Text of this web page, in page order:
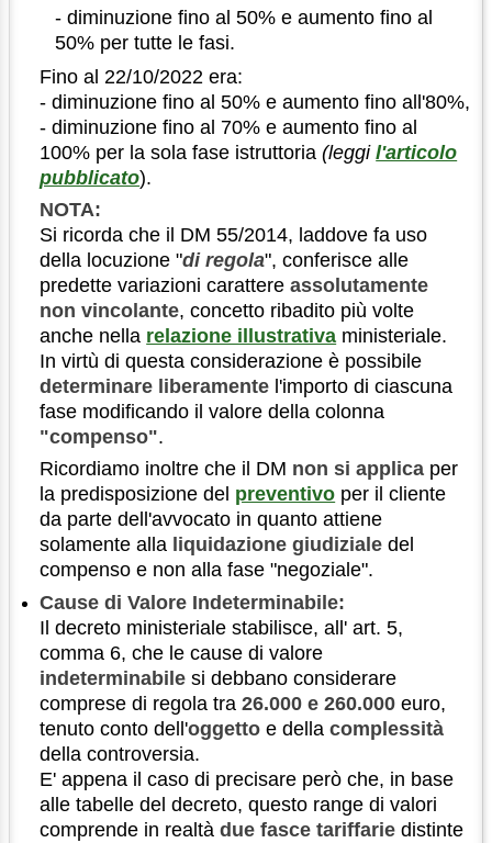
- diminuzione fino al 50% e aumento fino al
50% per tutte le fasi.
Fino al 22/10/2022 era:
- diminuzione fino al 50% e aumento fino all'80%,
- diminuzione fino al 70% e aumento fino al
100% per la sola fase istruttoria(leggil'articolo
pubblicato).
NOTA:
Si ricorda che il DM 55/2014, laddove fa uso
della locuzione "di regola", conferisce alle
predette variazioni carattereassolutamente
non vincolante, concetto ribadito più volte
anche nella relazione illustrativa ministeriale.
In virtù di questa considerazione è possibile
determinare liberamente l'importo di ciascuna
fase modificando il valore della colonna
"compenso".
Ricordiamo inoltre che il DM non si applica per
la predisposizione del preventivo per il cliente
da parte dell'avvocato in quanto attiene
solamente alla liquidazione giudiziale del
compenso e non alla fase "negoziale".
Cause di Valore Indeterminabile:
Il decreto ministeriale stabilisce, all' art. 5,
comma 6, che le cause di valore
indeterminabile si debbano considerare
comprese di regola tra26.000 e 260.000 euro,
tenuto conto dell'oggetto e dellacomplessità
della controversia.
E' appena il caso di precisare però che, in base
alle tabelle del decreto, questo range di valori
comprende in realtàdue fasce tariffarie distinte